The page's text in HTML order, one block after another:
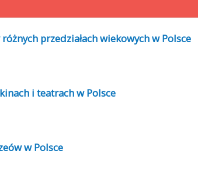
przedziałach wiekowych w Polsce
i teatrach w Polsce
w Polsce